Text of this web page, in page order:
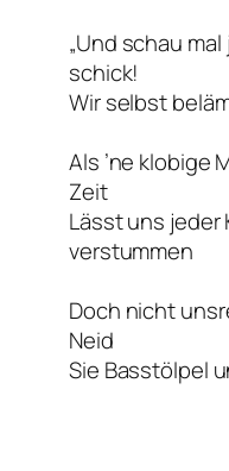
„Und schau
schick!
Wir selbst
Als ’ne klobige
Zeit
Lässt uns jeder
verstummen
Doch nicht
Neid
Sie Basstölpel